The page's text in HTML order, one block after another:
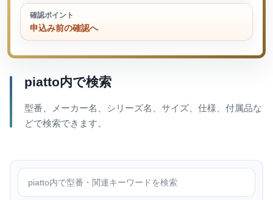
確認ポイント
申込み前の確認へ
piatto内で検索
型番、メーカー名、シリーズ名、サイズ、仕様、付属品な
どで検索できます。
piatto内で検索